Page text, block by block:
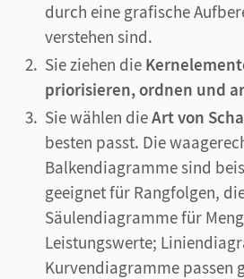
durch eine grafische
verstehen sind.
Sie ziehen die
priorisieren, ordnen und
Sie wählen dieArt von
besten passt. Die
Balkendiagramme sind
geeignet für Rangfolgen,
Säulendiagramme für
Leistungswerte;
Kurvendiagramme passen